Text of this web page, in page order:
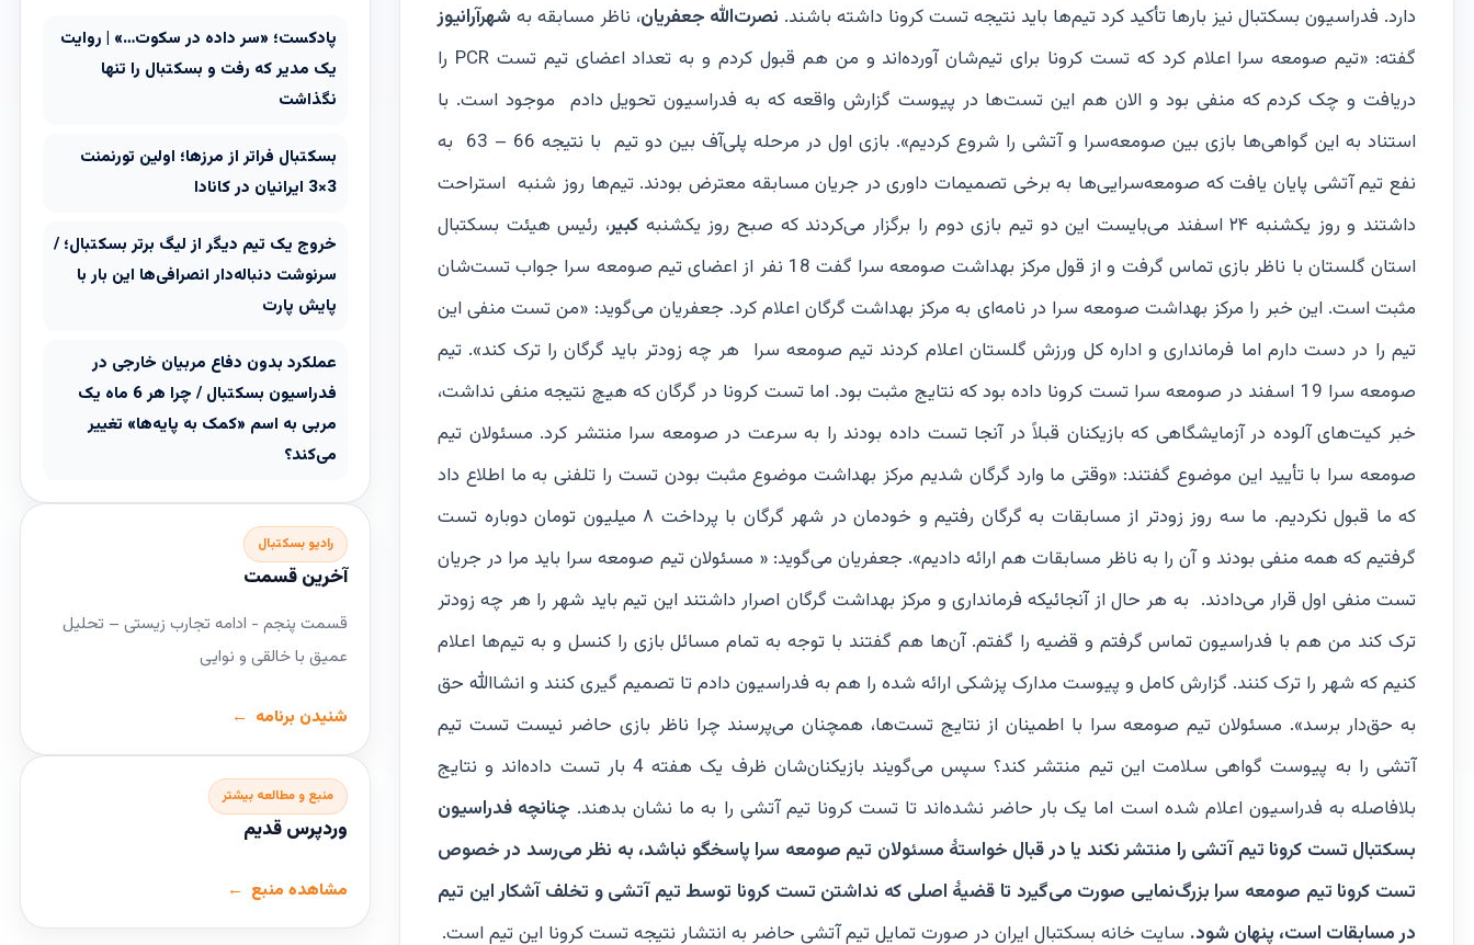
دارد. فدراسیون بسکتبال نیز بارها تأکید کرد تیم‌ها باید نتیجه تست کرونا داشته باشند. نصرت‌الله جعفریان، ناظر مسابقه به شهرآرانیوز
گفته: «تیم صومعه سرا اعلام کرد که تست کرونا برای تیم‌شان آورده‌اند و من هم قبول کردم و به تعداد اعضای تیم تست PCR را
دریافت و چک کردم که منفی بود و الان هم این تست‌ها در پیوست گزارش واقعه که به فدراسیون تحویل دادم موجود است. با
استناد به این گواهی‌ها بازی بین صومعه‌سرا و آتشی را شروع کردیم». بازی اول در مرحله پلی‌آف بین دو تیم با نتیجه 66 – 63 به
نفع تیم آتشی پایان یافت که صومعه‌سرایی‌ها به برخی تصمیمات داوری در جریان مسابقه معترض بودند. تیم‌ها روز شنبه استراحت
داشتند و روز یکشنبه ۲۴ اسفند می‌بایست این دو تیم بازی دوم را برگزار می‌کردند که صبح روز یکشنبه
کبیر، رئیس هیئت بسکتبال
استان گلستان با ناظر بازی تماس گرفت و از قول مرکز بهداشت صومعه سرا گفت 18 نفر از اعضای تیم صومعه سرا جواب تست‌شان
مثبت است. این خبر را مرکز بهداشت صومعه سرا در نامه‌ای به مرکز بهداشت گرگان اعلام کرد. جعفریان می‌گوید: «من تست منفی این
تیم را در دست دارم اما فرمانداری و اداره کل ورزش گلستان اعلام کردند تیم صومعه سرا هر چه زودتر باید گرگان را ترک کند». تیم
صومعه سرا 19 اسفند در صومعه سرا تست کرونا داده بود که نتایج مثبت بود. اما تست کرونا در گرگان که هیچ نتیجه منفی نداشت،
خبر کیت‌های آلوده در آزمایشگاهی که بازیکنان قبلاً در آنجا تست داده بودند را به سرعت در صومعه سرا منتشر کرد. مسئولان تیم
صومعه سرا با تأیید این موضوع گفتند: «وقتی ما وارد گرگان شدیم مرکز بهداشت موضوع مثبت بودن تست را تلفنی به ما اطلاع داد
که ما قبول نکردیم. ما سه روز زودتر از مسابقات به گرگان رفتیم و خودمان در شهر گرگان با پرداخت ۸ میلیون تومان دوباره تست
گرفتیم که همه منفی بودند و آن را به ناظر مسابقات هم ارائه دادیم». جعفریان می‌گوید: « مسئولان تیم صومعه سرا باید مرا در جریان
تست منفی اول قرار می‌دادند. به هر حال از آنجائیکه فرمانداری و مرکز بهداشت گرگان اصرار داشتند این تیم باید شهر را هر چه زودتر
ترک کند من هم با فدراسیون تماس گرفتم و قضیه را گفتم. آن‌ها هم گفتند با توجه به تمام مسائل بازی را کنسل و به تیم‌ها اعلام
کنیم که شهر را ترک کنند. گزارش کامل و پیوست مدارک پزشکی ارائه شده را هم به فدراسیون دادم تا تصمیم گیری کنند و انشاالله حق
به حق‌دار برسد». مسئولان تیم صومعه سرا با اطمینان از نتایج تست‌ها، همچنان می‌پرسند چرا ناظر بازی حاضر نیست تست تیم
آتشی را به پیوست گواهی سلامت این تیم منتشر کند؟ سپس می‌گویند بازیکنان‌شان ظرف یک هفته 4 بار تست داده‌اند و نتایج
بلافاصله به فدراسیون اعلام شده است اما یک بار حاضر نشده‌اند تا تست کرونا تیم آتشی را به ما نشان بدهند. چنانچه فدراسیون
بسکتبال تست کرونا تیم آتشی را منتشر نکند یا در قبال خواستۀ مسئولان تیم صومعه سرا پاسخگو نباشد، به نظر می‌رسد در خصوص
تست کرونا تیم صومعه سرا بزرگ‌نمایی صورت می‌گیرد تا قضیۀ اصلی که نداشتن تست کرونا توسط تیم آتشی و تخلف آشکار این تیم
در مسابقات است، پنهان شود. سایت خانه بسکتبال ایران در صورت تمایل تیم آتشی حاضر به انتشار نتیجه تست کرونا این تیم است.
پادکست؛ «سر داده در سکوت…» | روایت
یک مدیر که رفت و بسکتبال را تنها
نگذاشت
بسکتبال فراتر از مرزها؛ اولین تورنمنت
3×3 ایرانیان در کانادا
خروج یک تیم دیگر از لیگ برتر بسکتبال؛ /
سرنوشت دنباله‌دار انصرافی‌ها این بار با
پایش پارت
عملکرد بدون دفاع مربیان خارجی در
فدراسیون بسکتبال / چرا هر 6 ماه یک
مربی به اسم «کمک به پایه‌ها» تغییر
می‌کند؟
رادیو بسکتبال
آخرین قسمت
قسمت پنجم - ادامه تجارب زیستی – تحلیل
عمیق با خالقی و نوایی
شنیدن برنامه
منبع و مطالعه بیشتر
وردپرس قدیم
مشاهده منبع